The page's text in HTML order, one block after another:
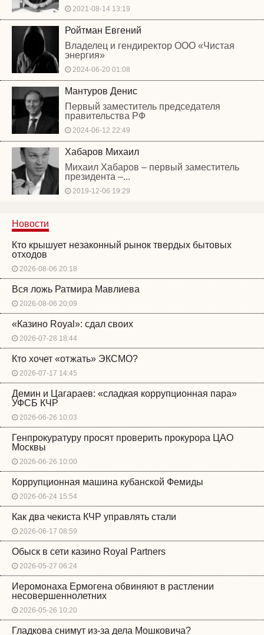
2021-08-14 13:19
Ройтман Евгений
Владелец и гендиректор ООО «Чистая
энергия»
2024-06-20 01:08
Мантуров Денис
Первый заместитель председателя
правительства РФ
2024-06-12 22:49
Хабаров Михаил
Михаил Хабаров – первый заместитель
президента –...
2019-12-06 19:29
Новости
Кто крышует незаконный рынок твердых бытовых
отходов
2026-08-06 20:18
Вся ложь Ратмира Мавлиева
2026-08-06 20:09
«Казино Royal»: сдал своих
2026-07-28 18:44
Кто хочет «отжать» ЭКСМО?
2026-07-17 14:45
Демин и Цагараев: «сладкая коррупционная пара»
УФСБ КЧР
2026-06-26 10:03
Генпрокуратуру просят проверить прокурора ЦАО
Москвы
2026-06-26 10:00
Коррупционная машина кубанской Фемиды
2026-06-24 15:54
Как два чекиста КЧР управлять стали
2026-06-17 08:59
Обыск в сети казино Royal Partners
2026-05-27 06:24
Иеромонаха Ермогена обвиняют в растлении
несовершеннолетних
2026-05-26 10:20
Гладкова снимут из-за дела Мошковича?